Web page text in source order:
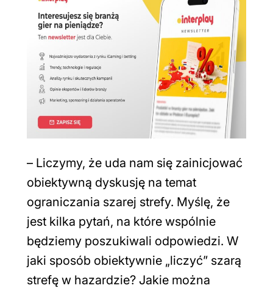
– Liczymy, że uda nam się zainicjować
obiektywną dyskusję na temat
ograniczania szarej strefy. Myślę, że
jest kilka pytań, na które wspólnie
będziemy poszukiwali odpowiedzi. W
jaki sposób obiektywnie „liczyć” szarą
strefę w hazardzie? Jakie można